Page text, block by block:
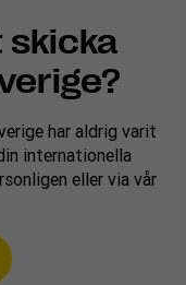
skicka
har aldrig varit
internationella
eller via vår